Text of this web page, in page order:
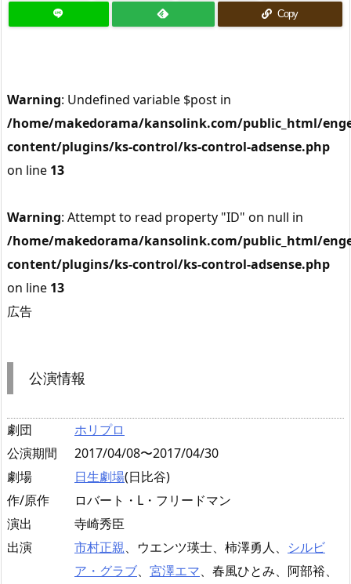
Copy
Warning: Undefined variable $post in
/home/makedorama/kansolink.com/public_html/
content/plugins/ks-control/ks-control-adsense.php
on line 13
Warning: Attempt to read property "ID" on null in
/home/makedorama/kansolink.com/public_html/
content/plugins/ks-control/ks-control-adsense.php
on line 13
広告
公演情報
劇団
ホリプロ
公演期間
2017/04/08〜2017/04/30
劇場
日生劇場(日比谷)
作/原作
ロバート・L・フリードマン
演出
寺崎秀臣
出演
市村正親、ウエンツ瑛士、柿澤勇人、 シルビ
ア・グラブ、 宮澤エマ、春風ひとみ、阿部裕、